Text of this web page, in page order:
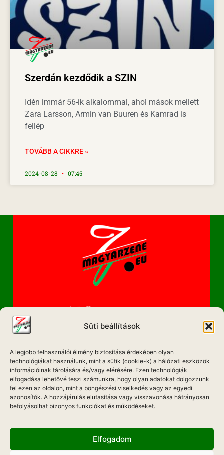
Süti beállítások
A legjobb felhasználói élmény biztosítása érdekében olyan
technológiákat használunk, mint a sütik (cookie-k) a hálózati eszközök
információinak tárolására és/vagy elérésére. Ezen technológiák
elfogadása lehetővé teszi számunkra, hogy olyan adatokat dolgozzunk
fel ezen az oldalon, mint a böngészési viselkedés vagy az egyedi
azonosítók. A hozzájárulás elutasítása vagy visszavonása hátrányosan
befolyásolhat bizonyos funkciókat és működéseket.
Elfogadom
Szerdán kezdődik a SZIN
Idén immár 56-ik alkalommal, ahol mások mellett
Zara Larsson, Armin van Buuren és Kamrad is
fellép
TOVÁBB A CIKKRE »
2024-08-28 07:45
info@magyarzene.eu
IMPRESSZUM
ETIKAI KÓDEX
MÉDIA AJÁNLAT
ADATKEZELÉSI NYILATKOZAT